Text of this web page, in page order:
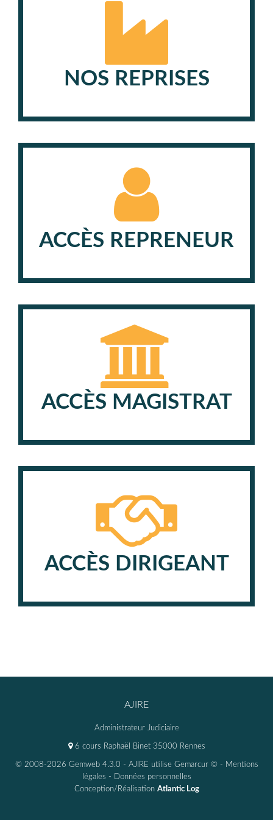
NOS REPRISES
ACCÈS REPRENEUR
ACCÈS MAGISTRAT
ACCÈS DIRIGEANT
AJIRE
Administrateur Judiciaire
6 cours Raphaël Binet 35000 Rennes
© 2008-2026 Gemweb 4.3.0 - AJIRE utilise Gemarcur © - Mentions
légales - Données personnelles
Conception/Réalisation Atlantic Log